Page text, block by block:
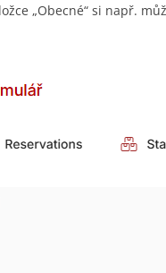
„Obecné“ si např.